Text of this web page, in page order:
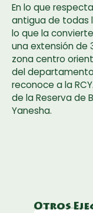
En lo que
antigua de todas
lo que la
una extensión de
zona centro
del departamento
reconoce a la
de la Reserva de
Yanesha.
Otros